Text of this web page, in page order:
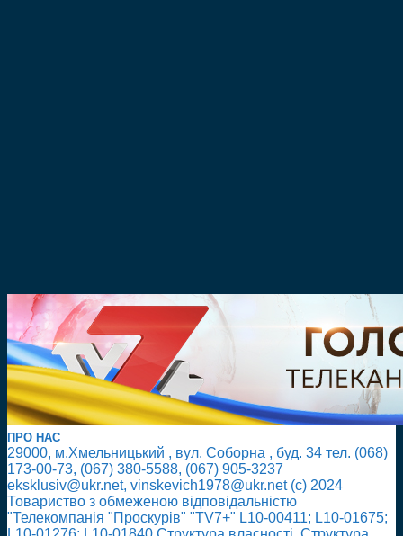
ПРО НАС
29000, м.Хмельницький , вул. Соборна , буд. 34 тел. (068)
173-00-73, (067) 380-5588, (067) 905-3237
eksklusiv@ukr.net, vinskevich1978@ukr.net (с) 2024
Товариство з обмеженою відповідальністю
"Телекомпанія "Проскурів" "TV7+" L10-00411; L10-01675;